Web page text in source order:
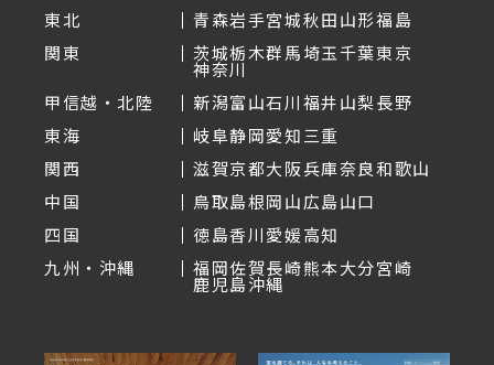
東北
青森岩手宮城秋田山形福島
関東
茨城栃木群馬埼玉千葉東京
神奈川
甲信越・北陸
新潟富山石川福井山梨長野
東海
岐阜静岡愛知三重
関西
滋賀京都大阪兵庫奈良和歌山
中国
鳥取島根岡山広島山口
四国
徳島香川愛媛高知
九州・沖縄
福岡佐賀長崎熊本大分宮崎
鹿児島沖縄